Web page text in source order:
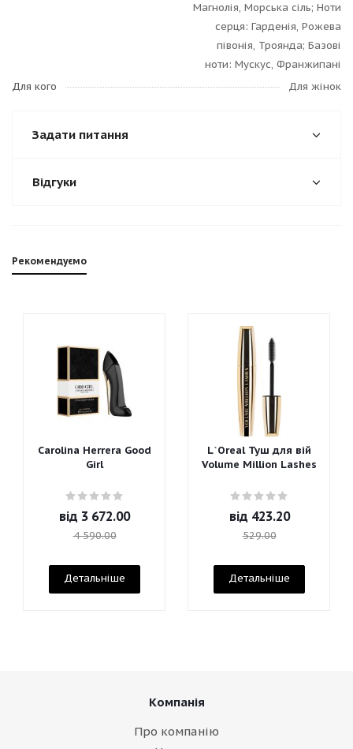
Магнолія, Морська сіль; Ноти
серця: Гарденія, Рожева
півонія, Троянда; Базові
ноти: Мускус, Франжипані
Для кого
Для жінок
Задати питання
Відгуки
Рекомендуємо
Carolina Herrera Good
Girl
від 3 672.00
4 590.00
Детальніше
L`Oreal Туш для вій
Volume Million Lashes
від 423.20
529.00
Детальніше
Компанія
Про компанію